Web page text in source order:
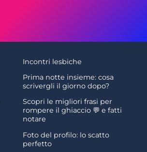
Incontri lesbiche
Prima notte insieme: cosa
scrivergli il giorno dopo?
Scopri le migliori frasi per
rompere il ghiaccio 💬 e fatti
notare
Foto del profilo: lo scatto
perfetto